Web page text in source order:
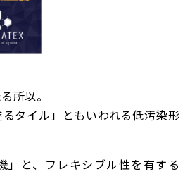
所以。
るタイル」ともいわれる低汚染形
」と、フレキシブル性を有する